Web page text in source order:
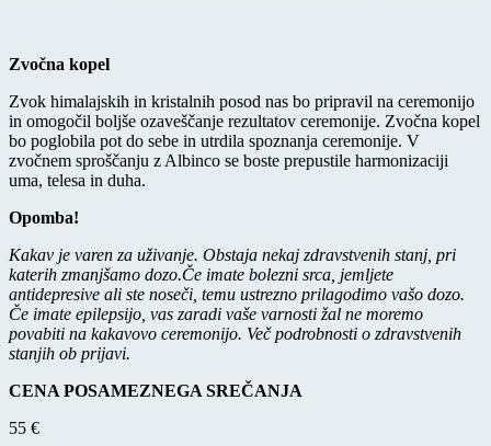
Zvočna kopel
Zvok himalajskih in kristalnih posod nas bo pripravil na ceremonijo
in omogočil boljše ozaveščanje rezultatov ceremonije. Zvočna kopel
bo poglobila pot do sebe in utrdila spoznanja ceremonije. V
zvočnem sproščanju z Albinco se boste prepustile harmonizaciji
uma, telesa in duha.
Opomba!
Kakav je varen za uživanje. Obstaja nekaj zdravstvenih stanj, pri
katerih zmanjšamo dozo.Če imate bolezni srca, jemljete
antidepresive ali ste noseči, temu ustrezno prilagodimo vašo dozo.
Če imate epilepsijo, vas zaradi vaše varnosti žal ne moremo
povabiti na kakavovo ceremonijo. Več podrobnosti o zdravstvenih
stanjih ob prijavi.
CENA POSAMEZNEGA SREČANJA
55 €